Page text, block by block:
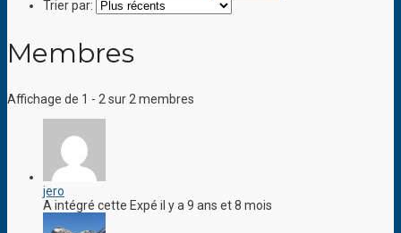
Trier par:
Membres
Affichage de 1 - 2 sur 2 membres
jero
A intégré cette Expé il y a 9 ans et 8 mois